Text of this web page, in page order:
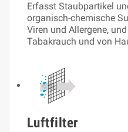
Erfasst Staubpartikel
organisch-chemische
Viren und Allergene,
Tabakrauch und von
Luftfilter